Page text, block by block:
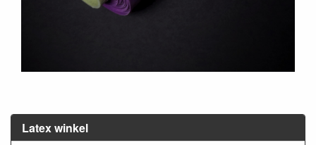
Latex winkel